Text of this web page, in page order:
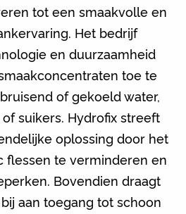
tot een smaakvolle en
Het bedrijf
en duurzaamheid
toe te
of gekoeld water,
suikers. Hydrofix streeft
oplossing door het
flessen te verminderen en
Bovendien draagt
aan toegang tot schoon